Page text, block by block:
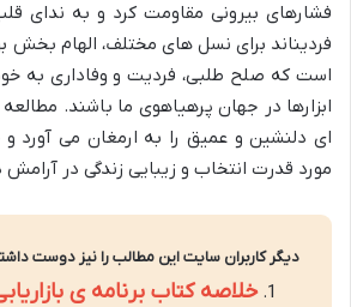
فشارهای بیرونی مقاومت کرد و به ندای
فردیناند برای نسل های مختلف، الهام بخش
است که صلح طلبی، فردیت و وفاداری به
ابزارها در جهان پرهیاهوی ما باشند.
ای دلنشین و عمیق را به ارمغان می آورد و
مورد قدرت انتخاب و زیبایی زندگی در
دیگر کاربران سایت این مطالب را نیز دوست
خلاصه کتاب برنامه ی